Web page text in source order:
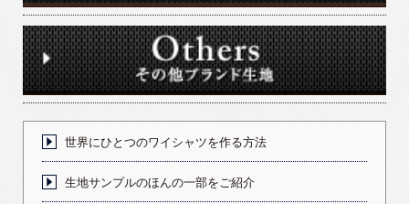
世界にひとつのワイシャツを作る方法
生地サンプルのほんの一部をご紹介